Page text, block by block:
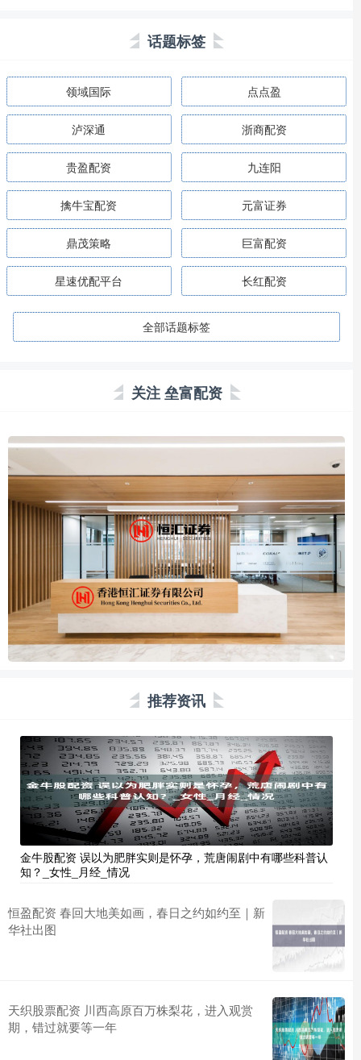
话题标签
领域国际 点点盈
泸深通 浙商配资
贵盈配资 九连阳
擒牛宝配资 元富证券
鼎茂策略 巨富配资
星速优配平台 长红配资
全部话题标签
关注 垒富配资
推荐资讯
金牛股配资 误以为肥胖实则是怀孕，荒唐闹剧中有哪些科普认
知？_女性_月经_情况
恒盈配资 春回大地美如画，春日之约如约至｜新
华社出图
天织股票配资 川西高原百万株梨花，进入观赏
期，错过就要等一年